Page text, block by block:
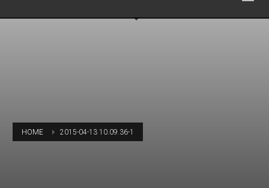
HOME 2015-04-13 10.09.36-1